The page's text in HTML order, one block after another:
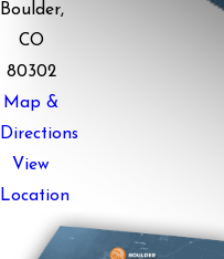
Boulder,
CO
80302
Map &
Directions
View
Location